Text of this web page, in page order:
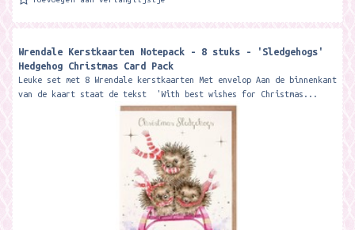
Wrendale Kerstkaarten Notepack - 8 stuks - 'Sledgehogs'
Hedgehog Christmas Card Pack
Leuke set met 8 Wrendale kerstkaarten Met envelop Aan de binnenkant
van de kaart staat de tekst 'With best wishes for Christmas...